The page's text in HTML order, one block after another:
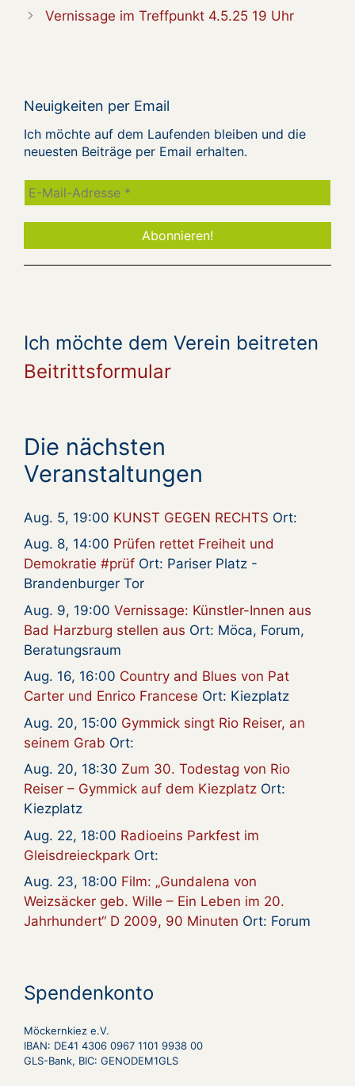
Vernissage im Treffpunkt 4.5.25 19 Uhr
Neuigkeiten per Email
Ich möchte auf dem Laufenden bleiben und die
neuesten Beiträge per Email erhalten.
Ich möchte dem Verein beitreten
Beitrittsformular
Die nächsten
Veranstaltungen
Aug. 5, 19:00 KUNST GEGEN RECHTS Ort:
Aug. 8, 14:00 Prüfen rettet Freiheit und
Demokratie #prüf Ort: Pariser Platz -
Brandenburger Tor
Aug. 9, 19:00 Vernissage: Künstler-Innen aus
Bad Harzburg stellen aus Ort: Möca, Forum,
Beratungsraum
Aug. 16, 16:00 Country and Blues von Pat
Carter und Enrico Francese Ort: Kiezplatz
Aug. 20, 15:00 Gymmick singt Rio Reiser, an
seinem Grab Ort:
Aug. 20, 18:30 Zum 30. Todestag von Rio
Reiser – Gymmick auf dem Kiezplatz Ort:
Kiezplatz
Aug. 22, 18:00 Radioeins Parkfest im
Gleisdreieckpark Ort:
Aug. 23, 18:00 Film: „Gundalena von
Weizsäcker geb. Wille – Ein Leben im 20.
Jahrhundert“ D 2009, 90 Minuten Ort: Forum
Spendenkonto
Möckernkiez e.V.
IBAN: DE41 4306 0967 1101 9938 00
GLS-Bank, BIC: GENODEM1GLS